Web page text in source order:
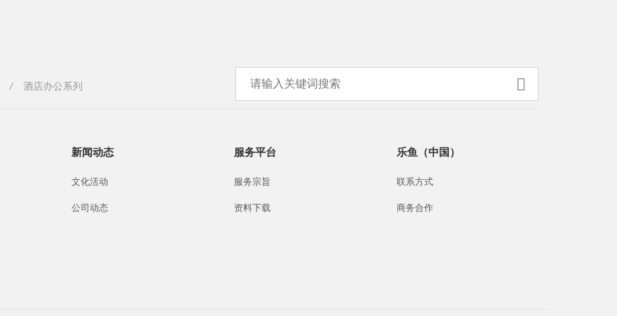
/ 酒店办公系列
新闻动态
文化活动
公司动态
服务平台
服务宗旨
资料下载
乐鱼（中国）
联系方式
商务合作